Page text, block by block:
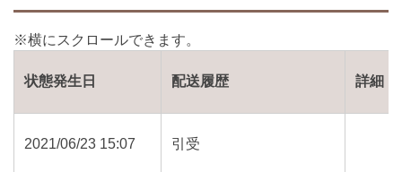
状態発生日 配送履歴 詳細
2021/06/23 15:07 引受